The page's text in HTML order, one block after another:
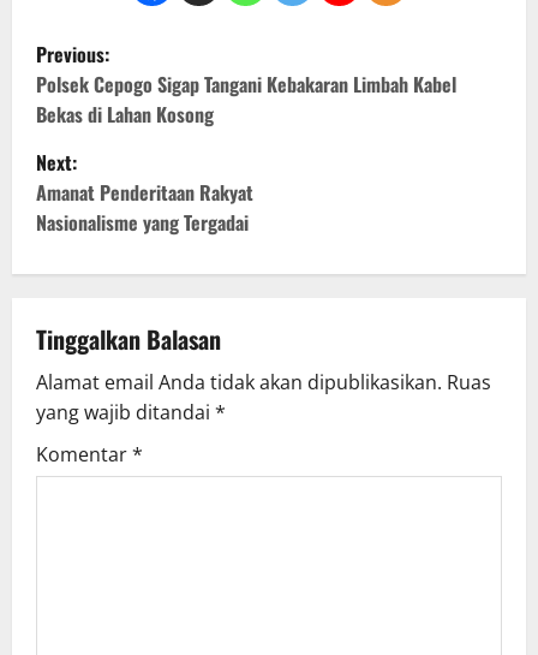
P
o
s
t
n
v
i
g
Previous:
Polsek Cepogo Sigap Tangani Kebakaran Limbah Kabel
Bekas di Lahan Kosong
Next:
Amanat Penderitaan Rakyat
Nasionalisme yang Tergadai
Tinggalkan Balasan
Alamat email Anda tidak akan dipublikasikan. Ruas
yang wajib ditandai *
Komentar*